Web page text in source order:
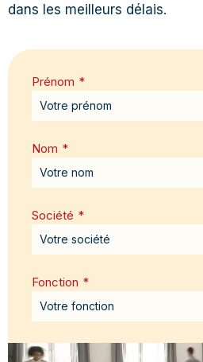
dans les meilleurs délais.
Prénom *
Nom *
Société *
Fonction *
Email